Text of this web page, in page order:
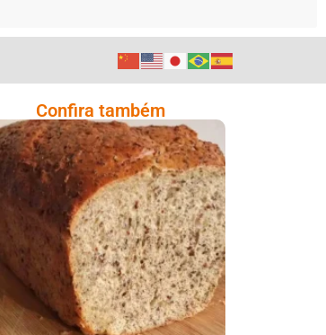
Confira também
Comer Bem: Pão Low
Carb